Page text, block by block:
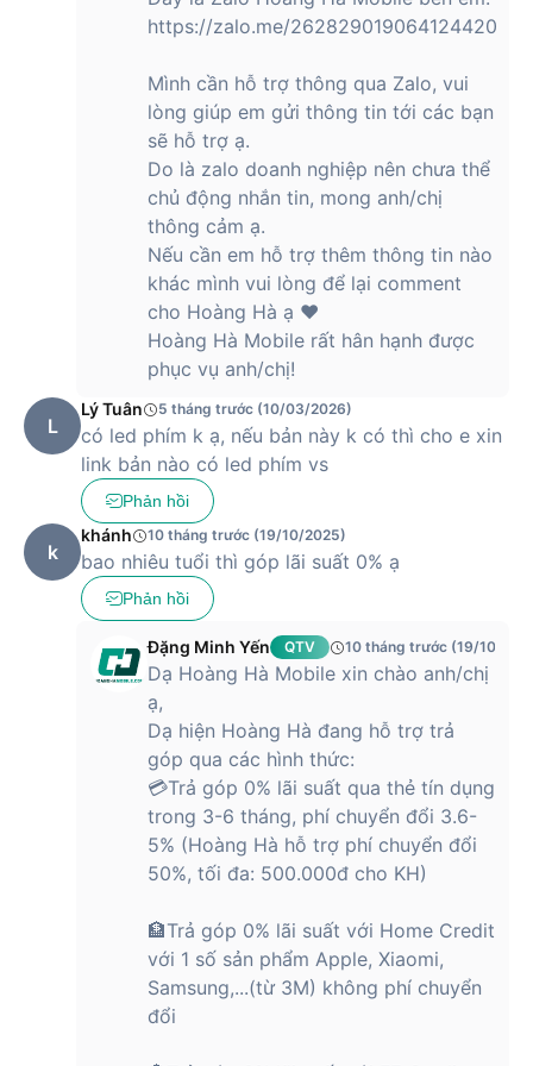
1 x HDMI 1.4
1 x Jack cắm âm thanh 3.5mm
Wi-Fi 6
5.2
1080p FHD + Camera hồng ngoại IR có màn
Windows 11 Home Single Language
Bàn phím & Touchpad
Bàn phím tiêu chuẩn
Touchpad
Bàn di chuột cảm ứng đa điểm
Thông tin pin & Sạc
lượng pin
60WHrs
Sạc 65W đầu tròn
Đánh giá chi tiết laptop Lenovo IdeaPad
Slim 3 14IRH10 83K0000BVN
Nếu bạn đang tìm kiếm một chiếc laptop mỏng nhẹ, hiệu
năng ổn định để phục vụ công việc, học tập hoặc giải trí cơ
bản, Lenovo IdeaPad Slim 3 14IRH10 83K0000BVN sẽ là một
lựa chọn đáng cân nhắc. Với thiết kế hiện đại, màn hình sắc
nét và cấu hình phù hợp trong tầm giá, sản phẩm này đáp
ứng tốt nhu cầu của sinh viên và dân văn phòng.
Thanh lịch, nhỏ gọn - Sẵn sàng đồng hành mọi
Lenovo IdeaPad Slim 3 14IRH10 83K0000BVN gây ấn tượng
với thiết kế mỏng nhẹ, hiện đại, phù hợp cho những ai yêu
thích sự linh hoạt. Với trọng lượng chỉ khoảng 1.33kg và độ
mỏng tối ưu, chiếc laptop này dễ dàng đồng hành cùng bạn
mọi lúc, mọi nơi mà không gây cảm giác cồng kềnh.
https://zalo.me/262829019064124420
Mình cần hỗ trợ thông qua Zalo, vui
lòng giúp em gửi thông tin tới các bạn
sẽ hỗ trợ ạ.
Do là zalo doanh nghiệp nên chưa thể
chủ động nhắn tin, mong anh/chị
thông cảm ạ.
Nếu cần em hỗ trợ thêm thông tin nào
khác mình vui lòng để lại comment
cho Hoàng Hà ạ ❤️
Hoàng Hà Mobile rất hân hạnh được
phục vụ anh/chị!
L
Lý Tuân 5 tháng trước (10/03/2026)
có led phím k ạ, nếu bản này k có thì cho e xin
link bản nào có led phím vs
Phản hồi
k
khánh 10 tháng trước (19/10/2025)
bao nhiêu tuổi thì góp lãi suất 0% ạ
Phản hồi
Đặng Minh Yến QTV 10 tháng trước (19/10/
Dạ Hoàng Hà Mobile xin chào anh/chị
ạ,
Dạ hiện Hoàng Hà đang hỗ trợ trả
góp qua các hình thức:
💳Trả góp 0% lãi suất qua thẻ tín dụng
trong 3-6 tháng, phí chuyển đổi 3.6-
5% (Hoàng Hà hỗ trợ phí chuyển đổi
50%, tối đa: 500.000đ cho KH)
🏦Trả góp 0% lãi suất với Home Credit
với 1 số sản phẩm Apple, Xiaomi,
Samsung,...(từ 3M) không phí chuyển
đổi